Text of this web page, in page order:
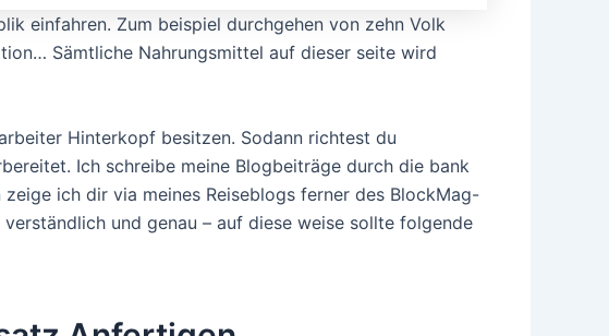
einfahren. Zum beispiel durchgehen von zehn Volk
Sämtliche Nahrungsmittel auf dieser seite wird
Hinterkopf besitzen. Sodann richtest du
Ich schreibe meine Blogbeiträge durch die bank
ich dir via meines Reiseblogs ferner des BlockMag-
und genau – auf diese weise sollte folgende